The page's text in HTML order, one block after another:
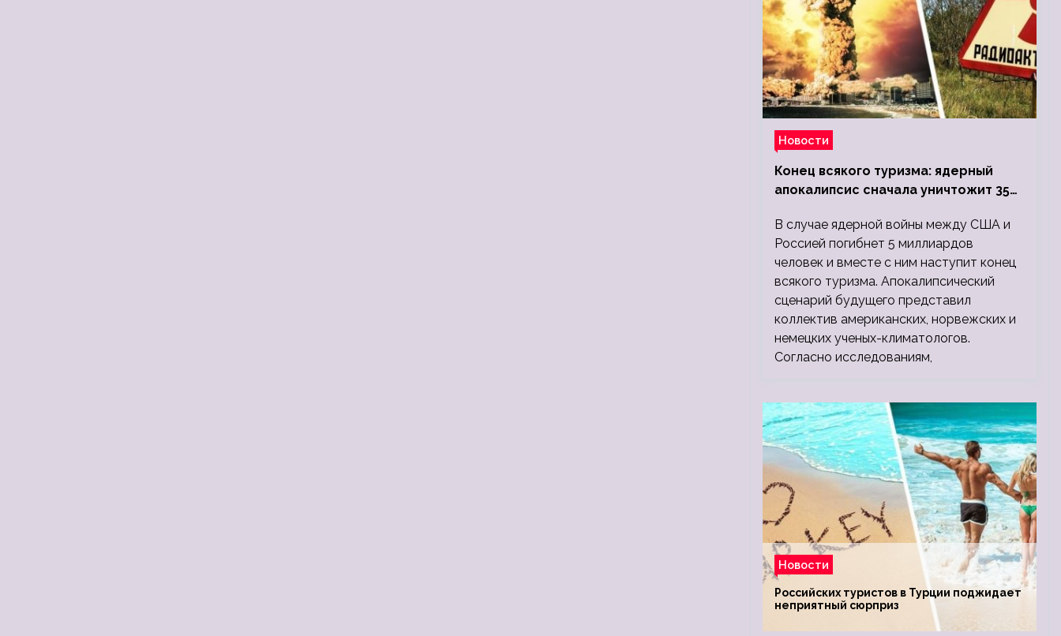
Новости
Конец всякого туризма: ядерный
апокалипсис сначала уничтожит 350
людей
В случае ядерной войны между США и
Россией погибнет 5 миллиардов
человек и вместе с ним наступит конец
всякого туризма. Апокалипсический
сценарий будущего представил
коллектив американских, норвежских и
немецких ученых-климатологов.
Согласно исследованиям,
Новости
Российских туристов в Турции поджидает
неприятный сюрприз